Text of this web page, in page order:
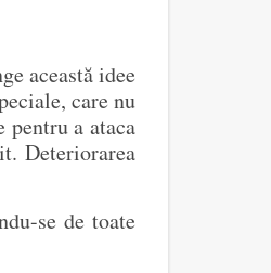
această idee
care nu
a ataca
Deteriorarea
se de toate